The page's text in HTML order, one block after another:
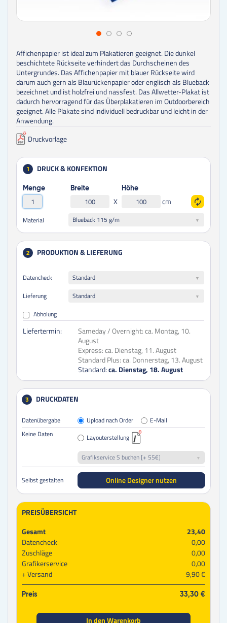
Affichenpapier ist ideal zum Plakatieren geeignet. Die dunkel
beschichtete Rückseite verhindert das Durchscheinen des
Untergrundes. Das Affichenpapier mit blauer Rückseite wird
darum auch gern als Blaurückenpapier oder englisch als Blueback
bezeichnet und ist holzfrei und nassfest. Das Allwetter-Plakat ist
dadurch hervorragend für das Überplakatieren im Outdoorbereich
geeignet. Alle Plakate sind individuell bedruckbar und leicht in der
Anwendung.
Druckvorlage
1 DRUCK & KONFEKTION
Menge Breite
X
Höhe
cm
Material Blueback 115 g/m
2 PRODUKTION & LIEFERUNG
Datencheck
Standard
Lieferung
Standard
Abholung
Liefertermin: Sameday / Overnight:ca. Montag, 10.
August
Express:ca. Dienstag, 11. August
Standard Plus:ca. Donnerstag, 13. August
Standard:ca. Dienstag, 18. August
3 DRUCKDATEN
Datenübergabe Upload nach Order
E-Mail
Keine Daten
Layouterstellung
Grafikservice S buchen [+ 55€]
Selbst gestalten Online Designer nutzen
PREISÜBERSICHT
Gesamt
23,40
Datencheck
0,00
Zuschläge
0,00
Grafikerservice
0,00
Versand
9,90 €
Preis 33,30 €
In den Warenkorb